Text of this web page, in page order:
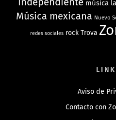
música
Música mexicana Nuevo
redes sociales rock Trova
Aviso de
Contacto con